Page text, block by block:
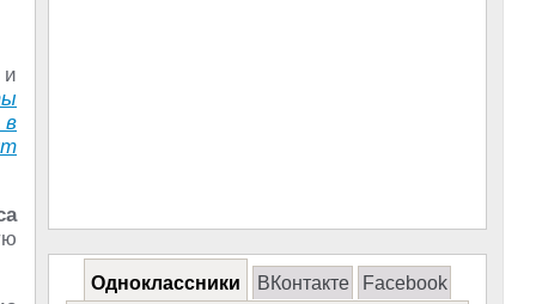
в
Одноклассники ВКонтакте Facebook